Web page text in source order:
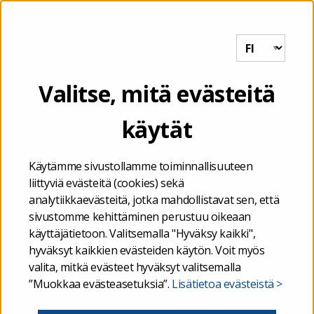
Valitse, mitä evästeitä
käytät
Käytämme sivustollamme toiminnallisuuteen
liittyviä evästeitä (cookies) sekä
analytiikkaevästeitä, jotka mahdollistavat sen, että
sivustomme kehittäminen perustuu oikeaan
käyttäjätietoon. Valitsemalla "Hyväksy kaikki",
hyväksyt kaikkien evästeiden käytön. Voit myös
valita, mitkä evästeet hyväksyt valitsemalla
”Muokkaa evästeasetuksia”. Lisätietoa evästeistä >
kuukausikatsaus/Valtiontalous/Astika-raportointi
Astika-raportointi
Valtiokonttori tuottaa kuukausittain Tilastokeskuksen
ylläpitämää aikasarjatietokanta Astikaa varten alla
olevat raportit. Tiedot pohjautuvat valtiotalouden
rahavirtalaskelman tietoihin ja raportoidaan
samassa prosessissa ja samalla aikataululla kuin
valtiontalouden kuukausikatsaus. Raportit ovat
suomeksi. Lisätietoja löytyy Tilastokeskuksen